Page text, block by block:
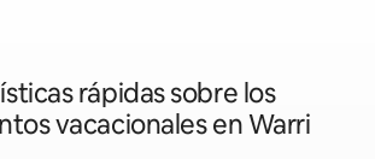
rápidas sobre los
vacacionales en Warri